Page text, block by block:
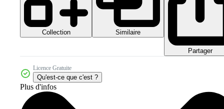
Collection Similaire
Partager
Licence Gratuite
Qu'est-ce que c'est ?
Plus d'infos